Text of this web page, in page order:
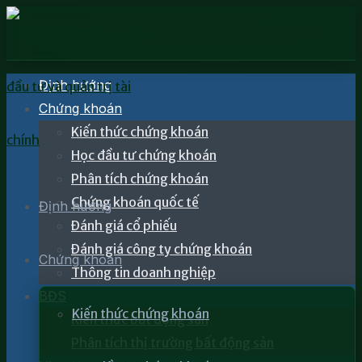
Định hướng
Chứng khoán
Kiến thức chứng khoán
Định hướng
Chứng khoán
Kiến thức chứng khoán
Học đầu tư chứng khoán
Phân tích chứng khoán
Chứng khoán quốc tế
Đánh giá cổ phiếu
Đánh giá công ty chứng khoán
Thông tin doanh nghiệp
BĐS
Kiến thức bất động sản